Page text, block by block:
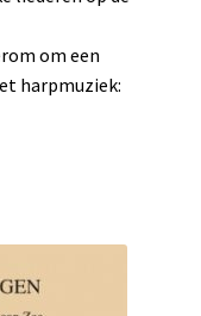
om een
harpmuziek: